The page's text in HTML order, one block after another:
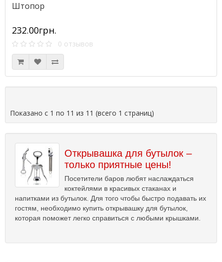
Штопор
232.00грн.
0 отзывов
Показано с 1 по 11 из 11 (всего 1 страниц)
Открывашка для бутылок –
только приятные цены!
Посетители баров любят наслаждаться
коктейлями в красивых стаканах и
напитками из бутылок. Для того чтобы быстро подавать их
гостям, необходимо купить открывашку для бутылок,
которая поможет легко справиться с любыми крышками.